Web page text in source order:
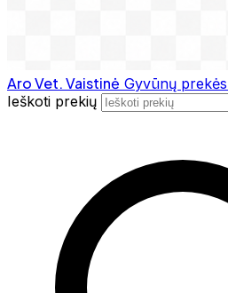
Aro Vet. Vaistinė Gyvūnų
Ieškoti prekių